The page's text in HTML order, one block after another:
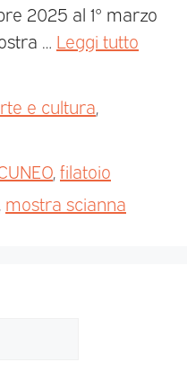
2025 al 1° marzo
… Leggi tutto
e cultura,
,filatoio
, mostra scianna